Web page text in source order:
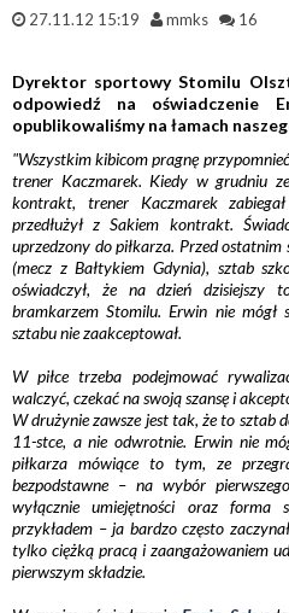
27.11.12 15:19 mmks 16
Dyrektor sportowy Stomilu
odpowiedź na oświadczenie
opublikowaliśmy na łamach
"Wszystkim kibicom pragnę
trener Kaczmarek. Kiedy w grudniu
kontrakt, trener Kaczmarek
przedłużył z Sakiem kontrakt.
uprzedzony do piłkarza. Przed
(mecz z Bałtykiem Gdynia), sztab
oświadczył, że na dzień dzisiejszy
bramkarzem Stomilu. Erwin nie
sztabu nie zaakceptował.
W piłce trzeba podejmować
walczyć, czekać na swoją szansę i
W drużynie zawsze jest tak, że to sztab
11-stce, a nie odwrotnie. Erwin nie
piłkarza mówiące to tym, ze
bezpodstawne – na wybór
wyłącznie umiejętności oraz
przykładem – ja bardzo często
tylko ciężką pracą i zaangażowaniem
pierwszym składzie.